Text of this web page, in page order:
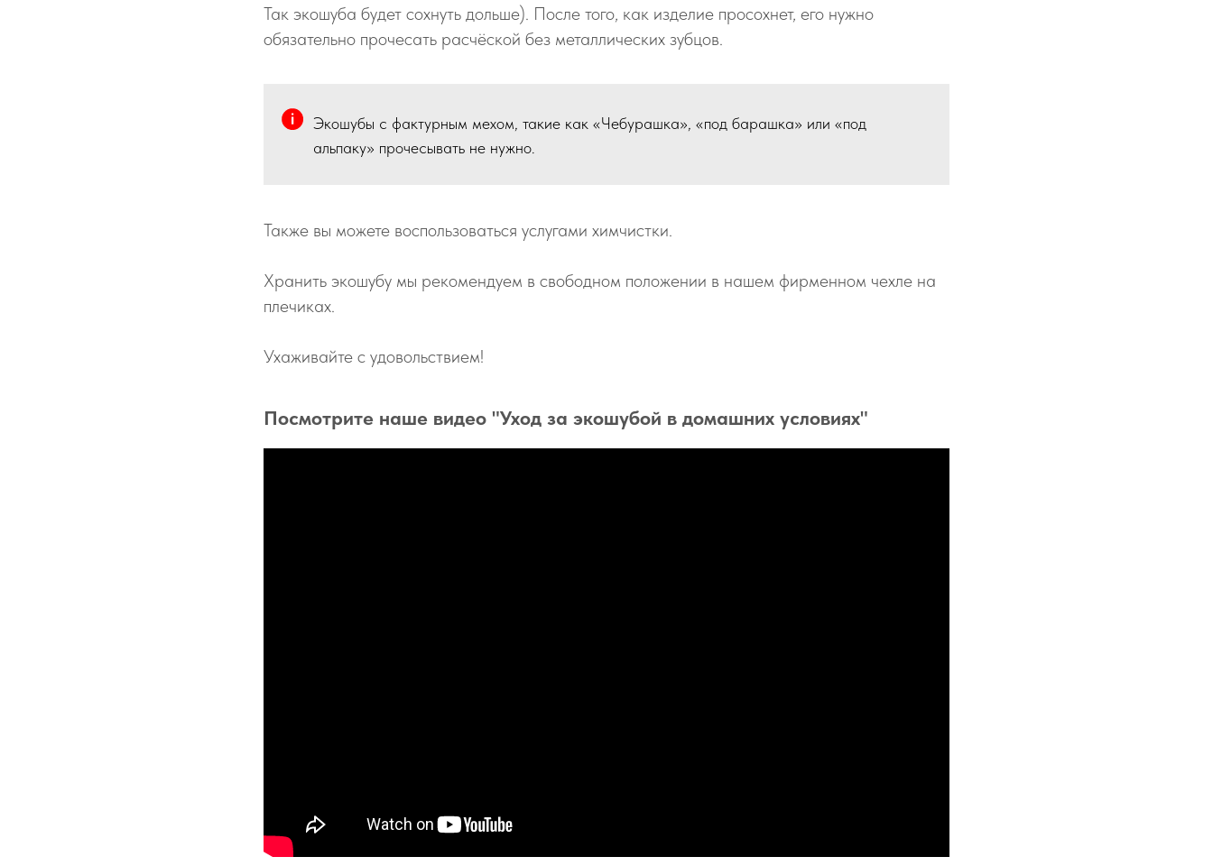
Так экошуба будет сохнуть дольше). После того, как изделие просохнет, его нужно
обязательно прочесать расчёской без металлических зубцов.
Экошубы с фактурным мехом, такие как «Чебурашка», «под барашка» или «под
альпаку» прочесывать не нужно.
Также вы можете воспользоваться услугами химчистки.
Хранить экошубу мы рекомендуем в свободном положении в нашем фирменном чехле на
плечиках.
Ухаживайте с удовольствием!
Посмотрите наше видео "Уход за экошубой в домашних условиях"